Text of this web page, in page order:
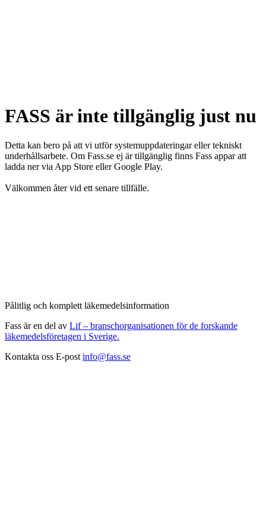
FASS är inte tillgänglig just nu
Detta kan bero på att vi utför systemuppdateringar eller tekniskt
underhållsarbete. Om Fass.se ej är tillgänglig finns Fass appar att
ladda ner via App Store eller Google Play.
Välkommen åter vid ett senare tillfälle.
Pålitlig och komplett läkemedelsinformation
Fass är en del av Lif – branschorganisationen för de forskande
läkemedelsföretagen i Sverige.
Kontakta oss E-post info@fass.se